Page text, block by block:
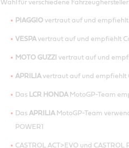
Wahl für verschiedene Fahrzeughersteller:
PIAGGIOvertraut auf und empfiehlt
VESPAvertraut auf und empfiehlt
MOTO GUZZI vertraut auf und
APRILIAvertraut auf und empfiehlt
Das LCR HONDAMotoGP-Team
Das APRILIAMotoGP-Team
POWER1
CASTROL ACT>EVO und CASTROL